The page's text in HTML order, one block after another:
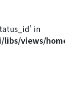
libs/views/
in
views/